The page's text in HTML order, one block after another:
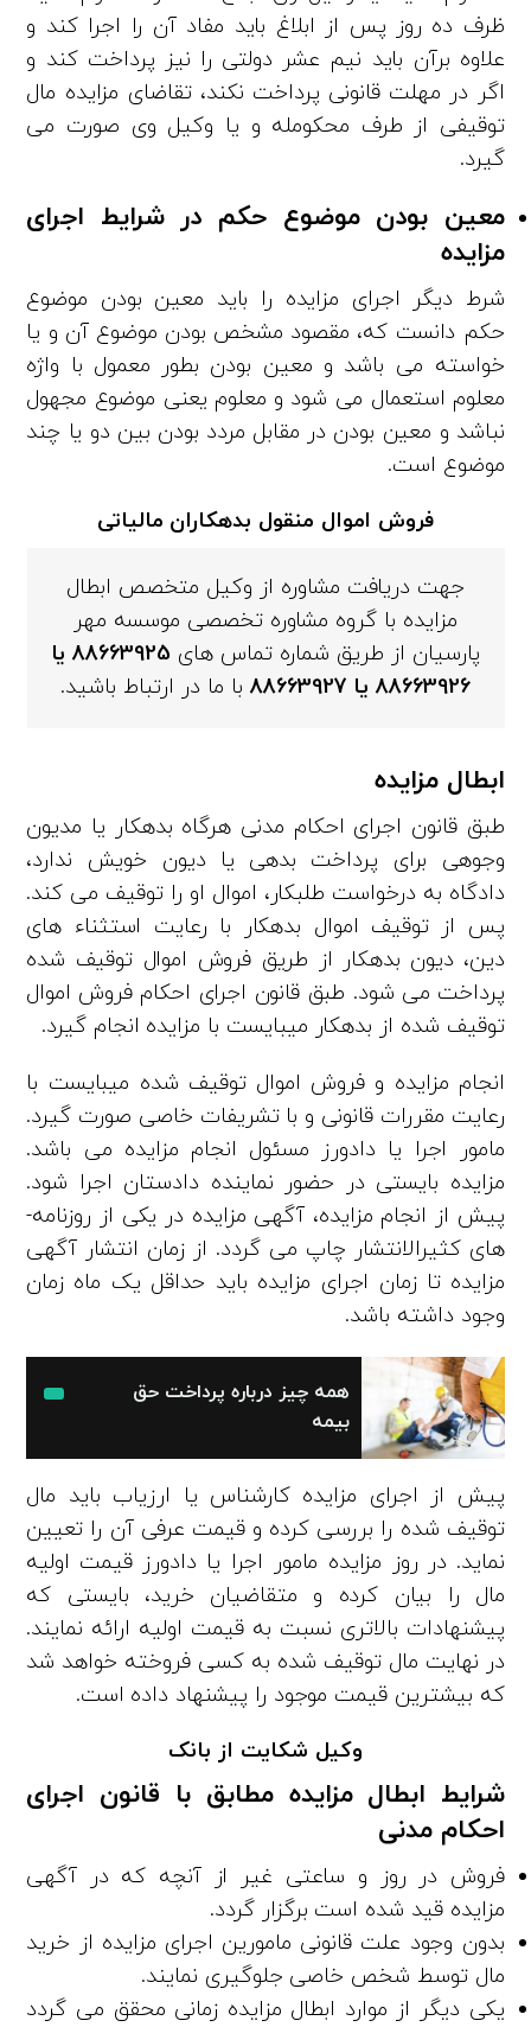
ظرف ده روز پس از ابلاغ باید مفاد آن را اجرا کند و
علاوه ­برآن باید نیم ­عشر دولتی را نیز پرداخت کند و
اگر در مهلت قانونی پرداخت نکند، تقاضای مزایده مال
توقیفی از طرف محکوم­له و یا وکیل وی صورت می
گیرد.
معین بودن موضوع حکم در شرایط اجرای
مزایده
شرط دیگر اجرای مزایده را باید معین بودن موضوع
حکم دانست که، مقصود مشخص بودن موضوع آن و یا
خواسته می باشد و معین بودن ب­طور معمول با واژه
معلوم استعمال می­ شود و معلوم یعنی موضوع مجهول
نباشد و معین بودن در مقابل مردد بودن بین دو یا چند
موضوع است.
فروش اموال منقول بدهکاران مالیاتی
جهت دریافت مشاوره از وکیل متخصص ابطال
مزایده با گروه مشاوره تخصصی موسسه مهر
پارسیان از طریق شماره تماس های 88663925یا
88663926یا 88663927 با ما در ارتباط باشید.
ابطال مزایده
طبق قانون اجرای احکام مدنی هرگاه بدهکار یا مدیون
وجوهی برای پرداخت بدهی یا دیون خویش ندارد،
دادگاه به درخواست طلبکار، اموال او را توقیف می­ کند.
پس از توقیف اموال بدهکار با رعایت استثناء های
دین، دیون بدهکار از طریق فروش اموال توقیف شده
پرداخت می ­شود. طبق قانون اجرای احکام فروش اموال
توقیف شده از بدهکار می­بایست با مزایده انجام گیرد.
انجام مزایده و فروش اموال توقیف شده می­بایست با
رعایت مقررات قانونی و با تشریفات خاصی صورت گیرد.
مامور اجرا یا دادورز مسئول انجام مزایده می­ باشد.
مزایده بایستی در حضور نماینده دادستان اجرا شود.
پیش از انجام مزایده، آگهی مزایده در یکی از روزنامه­
های کثیرالانتشار چاپ می­ گردد. از زمان انتشار آگهی
مزایده تا زمان اجرای مزایده باید حداقل یک­ ماه زمان
وجود داشته باشد.
همه چیز درباره پرداخت حق
بیمه
پیش از اجرای مزایده کارشناس یا ارزیاب باید مال
توقیف شده را بررسی کرده و قیمت عرفی آن را تعیین
نماید. در روز مزایده مامور اجرا یا دادورز قیمت اولیه
مال را بیان کرده و متقاضیان خرید، بایستی که
پیشنهادات بالاتری نسبت به قیمت اولیه ارائه نمایند.
در نهایت مال توقیف شده به کسی فروخته خواهد شد
که بیشترین قیمت موجود را پیشنهاد داده است.
وکیل شکایت از بانک
شرایط ابطال مزایده مطابق با قانون اجرای
احکام مدنی
فروش در روز و ساعتی غیر از آنچه که در آگهی
مزایده قید شده است برگزار گردد.
بدون وجود علت قانونی مامورین اجرای مزایده از خرید
مال توسط شخص خاصی جلوگیری نمایند.
یکی دیگر از موارد ابطال مزایده زمانی محقق می­ گردد